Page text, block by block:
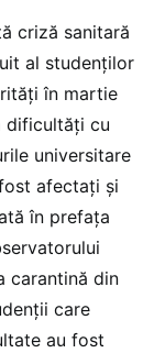
criză sanitară
al studenților
în martie
dificultăți cu
universitare
afectați și
în prefața
carantină din
care
au fost